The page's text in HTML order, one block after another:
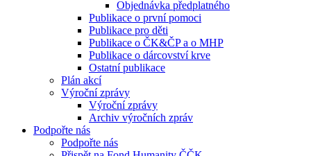
Objednávka předplatného
Publikace o první pomoci
Publikace pro děti
Publikace o ČK&ČP a o MHP
Publikace o dárcovství krve
Ostatní publikace
Plán akcí
Výroční zprávy
Výroční zprávy
Archiv výročních zpráv
Podpořte nás
Podpořte nás